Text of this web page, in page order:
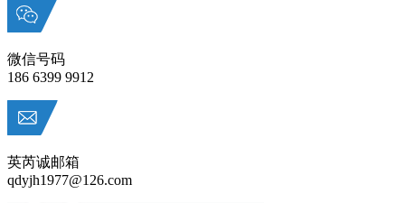
微信号码
186 6399 9912
英芮诚邮箱
qdyjh1977@126.com